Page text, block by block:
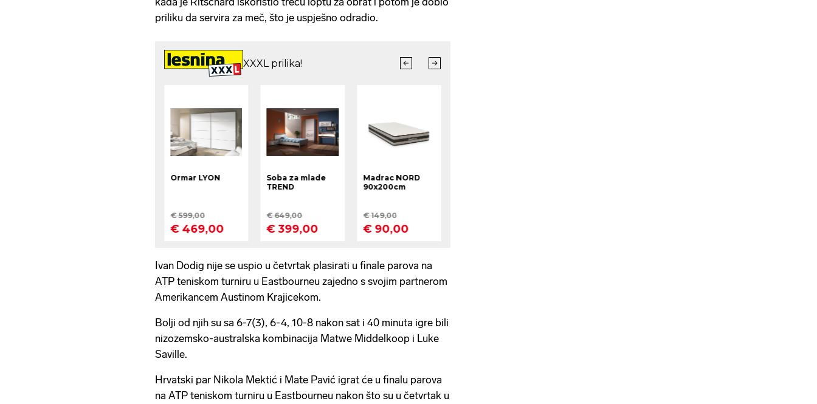
priliku da servira za meč, što je uspješno odradio.
Ivan Dodig nije se uspio u četvrtak plasirati u finale parova na
ATP teniskom turniru u Eastbourneu zajedno s svojim partnerom
Amerikancem Austinom Krajicekom.
Bolji od njih su sa 6-7(3), 6-4, 10-8 nakon sat i 40 minuta igre bili
nizozemsko-australska kombinacija Matwe Middelkoop i Luke
Saville.
Hrvatski par Nikola Mektić i Mate Pavić igrat će u finalu parova
na ATP teniskom turniru u Eastbourneu nakon što su u četvrtak u